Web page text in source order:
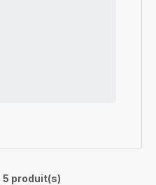
5 produit(s)